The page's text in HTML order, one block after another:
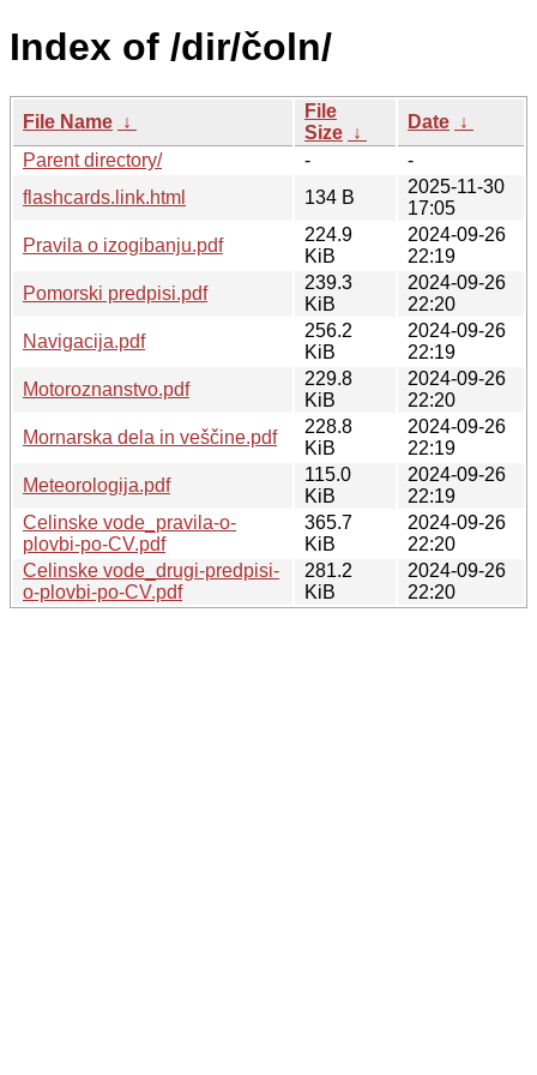
Index of /dir/čoln/
File Name ↓
File
Size ↓
Date ↓
Parent directory/
-
-
flashcards.link.html
134 B
2025-11-30
17:05
Pravila o izogibanju.pdf
224.9
KiB
2024-09-26
22:19
Pomorski predpisi.pdf
239.3
KiB
2024-09-26
22:20
Navigacija.pdf
256.2
KiB
2024-09-26
22:19
Motoroznanstvo.pdf
229.8
KiB
2024-09-26
22:20
Mornarska dela in veščine.pdf
228.8
KiB
2024-09-26
22:19
Meteorologija.pdf
115.0
KiB
2024-09-26
22:19
Celinske vode_pravila-o-
plovbi-po-CV.pdf
365.7
KiB
2024-09-26
22:20
Celinske vode_drugi-predpisi-
o-plovbi-po-CV.pdf
281.2
KiB
2024-09-26
22:20